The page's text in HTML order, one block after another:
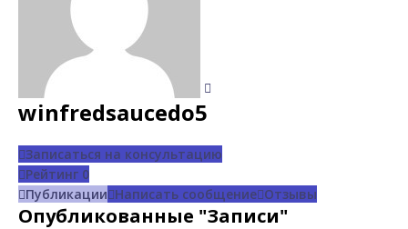
winfredsaucedo5
Записаться на консультацию
Рейтинг 0
Публикации Написать сообщение Отзывы
Опубликованные "Записи"